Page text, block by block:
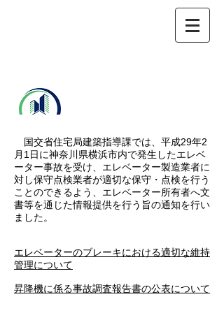
​ 板橋支部
国交省住宅局建築指導課では、平成29年2
月1日に神奈川県横浜市内で発生したエレベ
ーター事故を受け、エレベーター製造業者に
対し保守点検業者が適切な保守・点検を行う
ことのできるよう、エレベーター所有者へ文
書等を通じた情報提供を行う旨の通知を行い
ました。
エレベーターのブレーキにおける適切な維持
管理について
昇降機に係る事故調査報告書の公表について